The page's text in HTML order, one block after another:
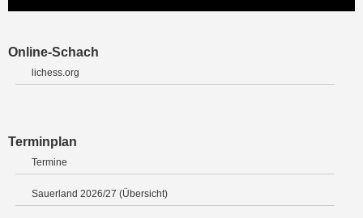
Online-Schach
lichess.org
Terminplan
Termine
Sauerland 2026/27 (Übersicht)